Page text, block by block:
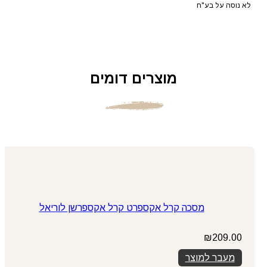
לא נוסה על בע"ח
מוצרים דומים
מסכה קרל אקספרט קרל אקספרשן לוריאל
₪209.00
מעבר למוצר